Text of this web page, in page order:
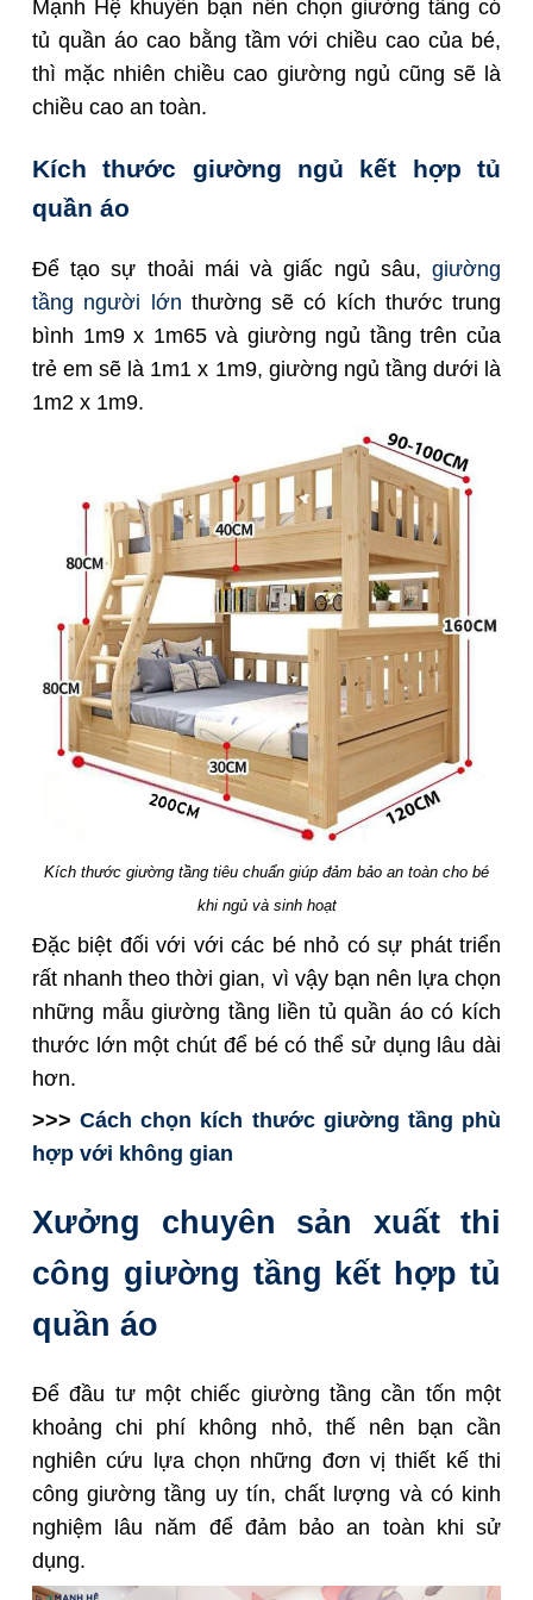
Mạnh Hệ khuyên bạn nên chọn giường tầng có
tủ quần áo cao bằng tầm với chiều cao của bé,
thì mặc nhiên chiều cao giường ngủ cũng sẽ là
chiều cao an toàn.
Kích thước giường ngủ kết hợp tủ
quần áo
Để tạo sự thoải mái và giấc ngủ sâu, giường
tầng người lớn thường sẽ có kích thước trung
bình 1m9 x 1m65 và giường ngủ tầng trên của
trẻ em sẽ là 1m1 x 1m9, giường ngủ tầng dưới là
1m2 x 1m9.
Kích thước giường tầng tiêu chuẩn giúp đảm bảo an toàn cho bé
khi ngủ và sinh hoạt
Đặc biệt đối với với các bé nhỏ có sự phát triển
rất nhanh theo thời gian, vì vậy bạn nên lựa chọn
những mẫu giường tầng liền tủ quần áo có kích
thước lớn một chút để bé có thể sử dụng lâu dài
hơn.
>>>Cách chọn kích thước giường tầng phù
hợp với không gian
Xưởng chuyên sản xuất thi
công giường tầng kết hợp tủ
quần áo
Để đầu tư một chiếc giường tầng cần tốn một
khoảng chi phí không nhỏ, thế nên bạn cần
nghiên cứu lựa chọn những đơn vị thiết kế thi
công giường tầng uy tín, chất lượng và có kinh
nghiệm lâu năm để đảm bảo an toàn khi sử
dụng.